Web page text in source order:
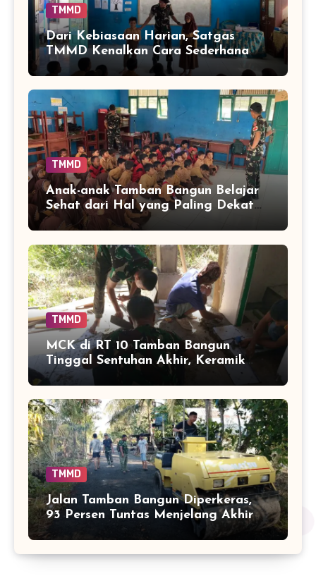
TMMD
Dari Kebiasaan Harian, Satgas
TMMD Kenalkan Cara Sederhana
Mencegah Penyakit Sejak Dini
TMMD
Anak-anak Tamban Bangun Belajar
Sehat dari Hal yang Paling Dekat
dengan Keseharian
TMMD
MCK di RT 10 Tamban Bangun
Tinggal Sentuhan Akhir, Keramik
Capai 75 Persen
TMMD
Jalan Tamban Bangun Diperkeras,
93 Persen Tuntas Menjelang Akhir
TMMD